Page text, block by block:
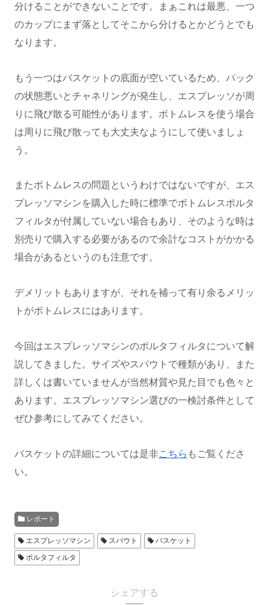
分けることができないことです。まぁこれは最悪、一つ
のカップにまず落としてそこから分けるとかどうとでも
なります。
もう一つはバスケットの底面が空いているため、パック
の状態悪いとチャネリングが発生し、エスプレッソが周
りに飛び散る可能性があります。ボトムレスを使う場合
は周りに飛び散っても大丈夫なようにして使いましょ
う。
またボトムレスの問題というわけではないですが、エス
プレッソマシンを購入した時に標準でボトムレスポルタ
フィルタが付属していない場合もあり、そのような時は
別売りで購入する必要があるので余計なコストがかかる
場合があるというのも注意です。
デメリットもありますが、それを補って有り余るメリッ
トがボトムレスにはあります。
今回はエスプレッソマシンのポルタフィルタについて解
説してきました。サイズやスパウトで種類があり、また
詳しくは書いていませんが当然材質や見た目でも色々と
あります。エスプレッソマシン選びの一検討条件として
ぜひ参考にしてみてください。
バスケットの詳細については是非こちら もご覧くださ
い。
レポート
エスプレッソマシン スパウト
バスケット
ポルタフィルタ
シェアする